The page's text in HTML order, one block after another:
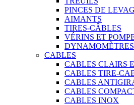
PINCES DE
AIMANTS
TIRES-CÂBLES
VÉRINS ET
DYNAMOMÈTRES
CABLES
CABLES CLAIRS
CABLES TIRE-
CABLES
CABLES
CABLES INOX